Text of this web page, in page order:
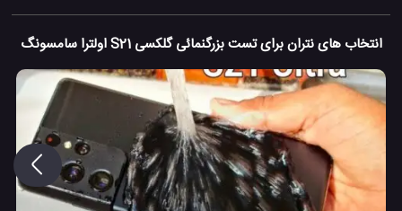
انتخاب های نتران برای تست بزرگنمائی گلکسی S21 اولترا سامسونگ